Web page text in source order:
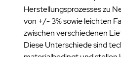
Herstellungsprozesses zu
von +/- 3% sowie leichten
zwischen verschiedenen
Diese Unterschiede sind